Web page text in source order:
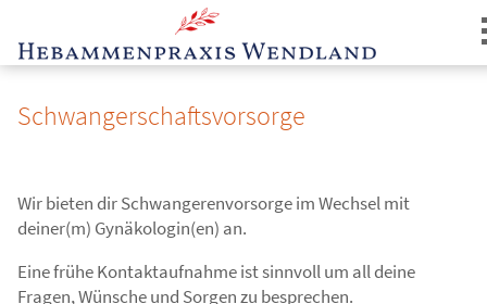
Login
Schwangerschaftsvorsorge
Wir bieten dir Schwangerenvorsorge im Wechsel mit
deiner(m) Gynäkologin(en) an.
Eine frühe Kontaktaufnahme ist sinnvoll um all deine
Fragen, Wünsche und Sorgen zu besprechen.